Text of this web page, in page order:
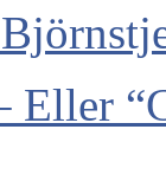
Eller